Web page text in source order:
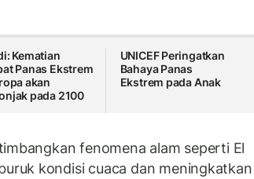
Kematian
Panas Ekstrem
akan
pada 2100
UNICEF Peringatkan
Bahaya Panas
Ekstrem pada Anak
fenomena alam seperti El
kondisi cuaca dan meningkatkan